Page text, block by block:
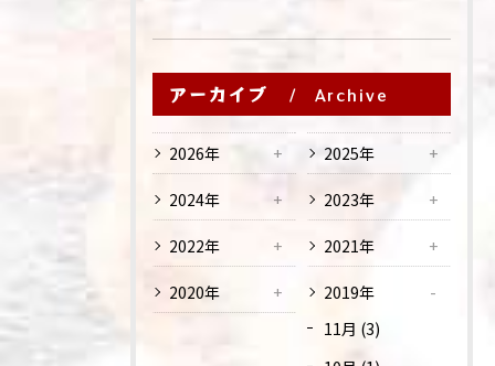
アーカイブ Archive
2026年 2025年
2024年 2023年
2022年 2021年
2020年
2019年
11月 (3)